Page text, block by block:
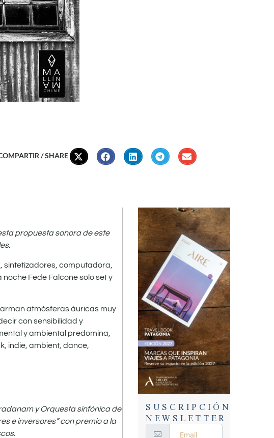
/ SHARE
propuesta sonora de este
sintetizadores, computadora,
Fede Falcone solo set y
atmósferas áuricas muy
con sensibilidad y
y ambiental predomina,
indie, ambient, dance,
y Orquesta sinfónica de
e inversores” con premio a la
SUSCRIPCIÓN
NEWSLETTER